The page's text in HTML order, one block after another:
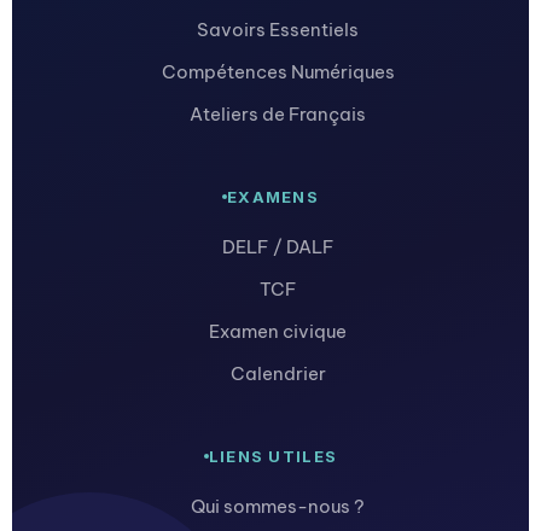
Savoirs Essentiels
Compétences Numériques
Ateliers de Français
EXAMENS
DELF / DALF
TCF
Examen civique
Calendrier
LIENS UTILES
Qui sommes-nous ?